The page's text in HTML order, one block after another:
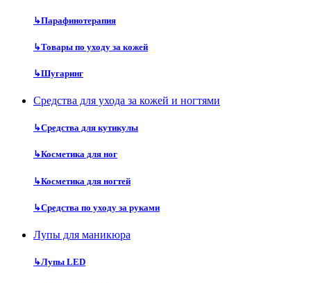
↳Парафинотерапия
↳Товары по уходу за кожей
↳Шугаринг
Средства для ухода за кожей и ногтями
↳Средства для кутикулы
↳Косметика для ног
↳Косметика для ногтей
↳Средства по уходу за руками
Лупы для маникюра
↳Лупы LED